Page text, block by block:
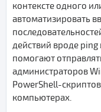
контексте одного
автоматизировать
действий вроде
помогают
администраторов
PowerShell-
компьютерах.